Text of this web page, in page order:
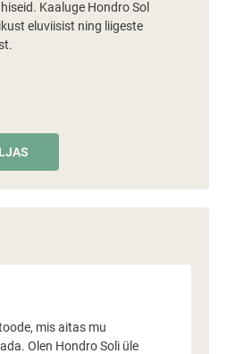
Kaaluge Hondro Sol
eluviisist ning liigeste
mis aitas mu
Olen Hondro Soli üle